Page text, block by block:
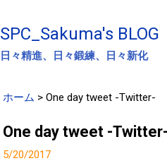
SPC_Sakuma's BLOG
日々精進、日々鍛練、日々新化
ホーム > One day tweet -Twitter-
One day tweet -Twitter-
5/20/2017